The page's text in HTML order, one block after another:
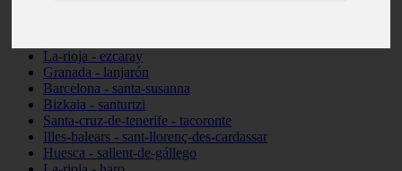
La-rioja - ezcaray
Granada - lanjarón
Barcelona - santa-susanna
Bizkaia - santurtzi
Santa-cruz-de-tenerife - tacoronte
Illes-balears - sant-llorenç-des-cardassar
Huesca - sallent-de-gállego